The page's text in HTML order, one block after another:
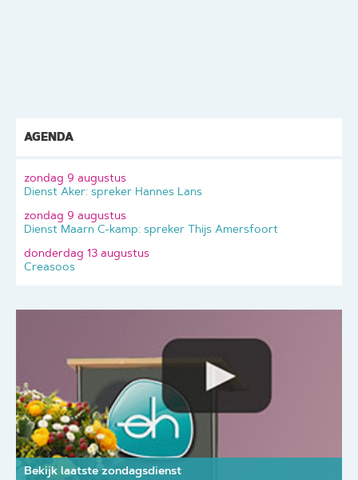
AGENDA
zondag 9 augustus
Dienst Aker: spreker Hannes Lans
zondag 9 augustus
Dienst Maarn C-kamp: spreker Thijs Amersfoort
donderdag 13 augustus
Creasoos
Bekijk laatste zondagsdienst